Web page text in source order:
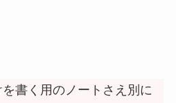
書く用のノートさえ別に